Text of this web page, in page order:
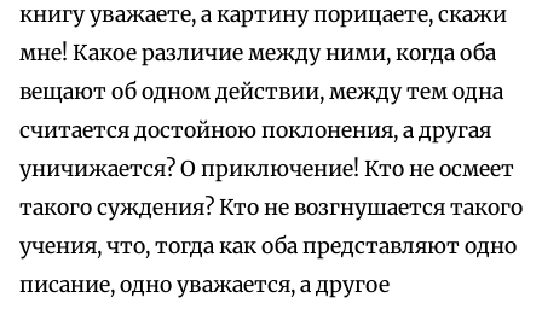
книгу уважаете, а картину порицаете, скажи
мне! Какое различие между ними, когда оба
вещают об одном действии, между тем одна
считается достойною поклонения, а другая
уничижается? О приключение! Кто не осмеет
такого суждения? Кто не возгнушается такого
учения, что, тогда как оба представляют одно
писание, одно уважается, а другое